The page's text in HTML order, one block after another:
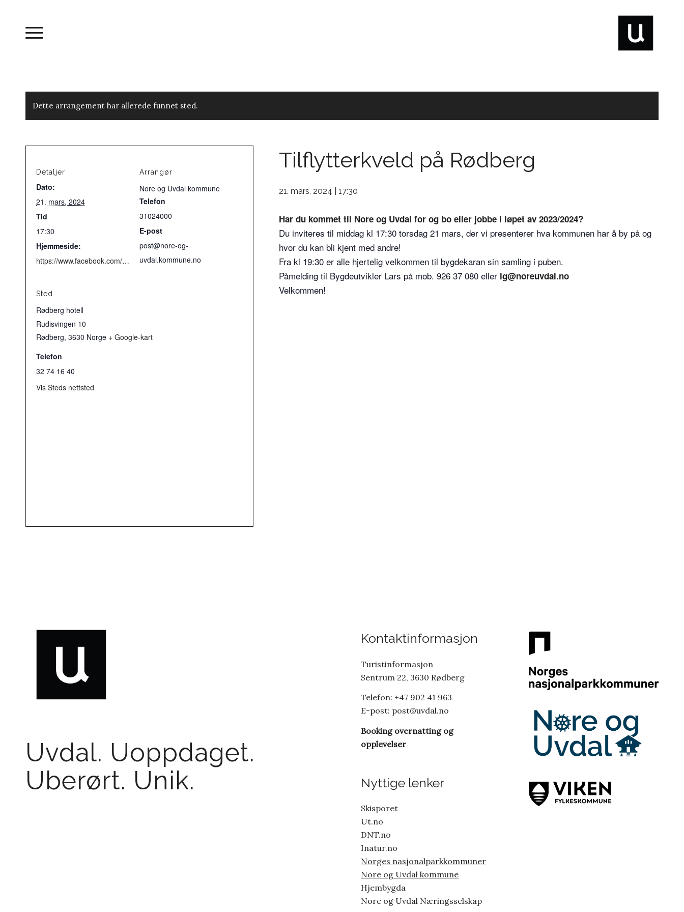
Dette arrangement har allerede funnet sted.
Tilflytterkveld på Rødberg
21. mars, 2024 | 17:30
Har du kommet til Nore og Uvdal for og bo eller jobbe i løpet av 2023/2024?
Du inviteres til middag kl 17:30 torsdag 21 mars, der vi presenterer hva kommunen har å by på og
hvor du kan bli kjent med andre!
Fra kl 19:30 er alle hjertelig velkommen til bygdekaran sin samling i puben.
Påmelding til Bygdeutvikler Lars på mob. 926 37 080 eller lg@noreuvdal.no
Velkommen!
Detaljer
Dato:
21. mars, 2024
Tid
17:30
Hjemmeside:
https://www.facebook.com/events/402936418878385/?acontext=%7B%22event_action_history%22%3A[]%7D
Arrangør
Nore og Uvdal kommune
Telefon
31024000
E-post
post@nore-og-
uvdal.kommune.no
Sted
Rødberg hotell
Rudisvingen 10
Rødberg, 3630 Norge + Google-kart
Telefon
32 74 16 40
Vis Steds nettsted
Uvdal. Uoppdaget.
Uberørt. Unik.
Kontaktinformasjon
Turistinformasjon
Sentrum 22, 3630 Rødberg
Telefon: +47 902 41 963
E-post: post@uvdal.no
Booking overnatting og
opplevelser
Nyttige lenker
Skisporet
Ut.no
DNT.no
Inatur.no
Norges nasjonalparkkommuner
Nore og Uvdal kommune
Hjembygda
Nore og Uvdal Næringsselskap